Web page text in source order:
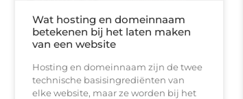
Wat hosting en domeinnaam
betekenen bij het laten maken
van een website
Hosting en domeinnaam zijn de twee
technische basisingrediënten van
elke website, maar ze worden bij het